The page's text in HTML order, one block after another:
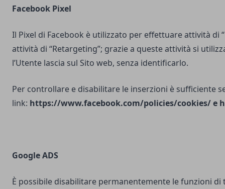
Facebook Pixel
Il Pixel di Facebook è utilizzato per effettuare attività di
attività di “Retargeting”; grazie a queste attività si
l’Utente lascia sul Sito web, senza identificarlo.
Per controllare e disabilitare le inserzioni è sufficiente
link: https://www.facebook.com/policies/cookies/e
Google ADS
È possibile disabilitare permanentemente le funzioni di